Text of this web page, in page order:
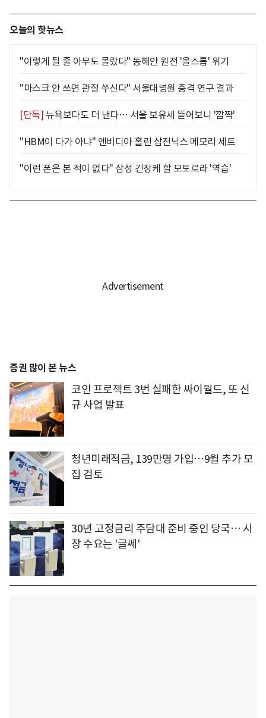
오늘의 핫뉴스
"이렇게 될 줄 아무도 몰랐다" 동해안 원전 '올스톱' 위기
"마스크 안 쓰면 관절 쑤신다" 서울대병원 충격 연구 결과
[단독] 뉴욕보다도 더 낸다… 서울 보유세 뜯어보니 '깜짝'
"HBM이 다가 아냐" 엔비디아 홀린 삼전닉스 메모리 세트
"이런 폰은 본 적이 없다" 삼성 긴장케 할 모토로라 '역습'
증권 많이 본 뉴스
코인 프로젝트 3번 실패한 싸이월드, 또 신
규 사업 발표
청년미래적금, 139만명 가입…9월 추가 모
집 검토
30년 고정금리 주담대 준비 중인 당국… 시
장 수요는 '글쎄'